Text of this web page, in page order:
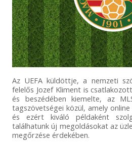
Az UEFA küldöttje, a nemzeti
felelős Jozef Kliment is
és beszédében kiemelte, az
tagszövetségei közül, amely
és ezért kiváló példaként
találhatunk új megoldásokat az
megőrzése érdekében.